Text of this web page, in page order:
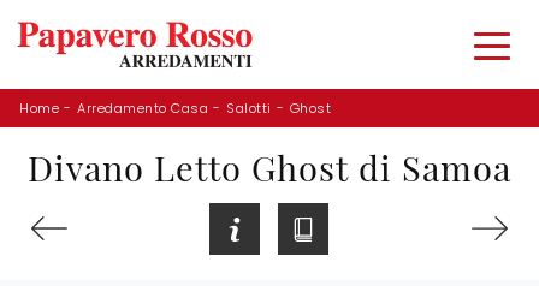
Home - Arredamento Casa - Salotti - Ghost
Divano Letto Ghost di Samoa